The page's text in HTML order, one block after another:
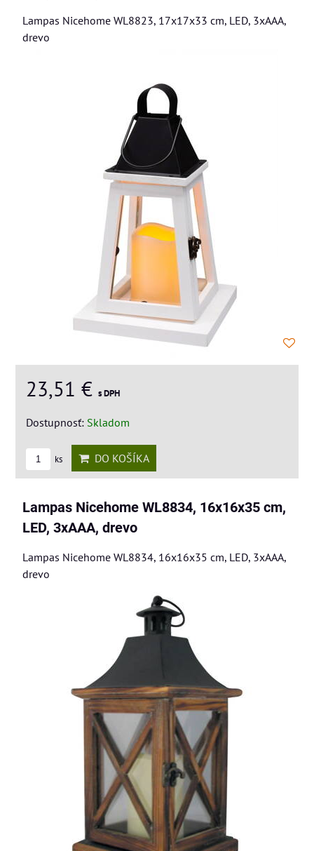
Lampas Nicehome WL8823, 17x17x33 cm, LED, 3xAAA,
drevo
23,51 € s DPH
Dostupnosť: Skladom
ks DO KOŠÍKA
Lampas Nicehome WL8834, 16x16x35 cm,
LED, 3xAAA, drevo
Lampas Nicehome WL8834, 16x16x35 cm, LED, 3xAAA,
drevo